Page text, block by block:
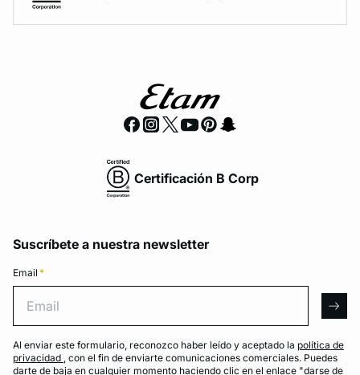
Certificación B Corp
Suscríbete a nuestra newsletter
Email *
Al enviar este formulario, reconozco haber leído y aceptado la política de
privacidad , con el fin de enviarte comunicaciones comerciales. Puedes
darte de baja en cualquier momento haciendo clic en el enlace "darse de